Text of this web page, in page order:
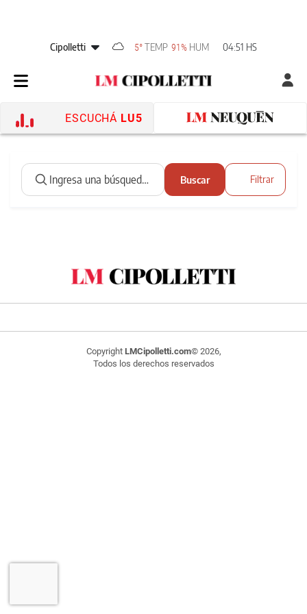
Cipolletti 5° TEMP 91% HUM 04:51 HS
ESCUCHÁ LU5
Buscar Filtrar
Copyright LMCipolletti.com© 2026,
Todos los derechos reservados